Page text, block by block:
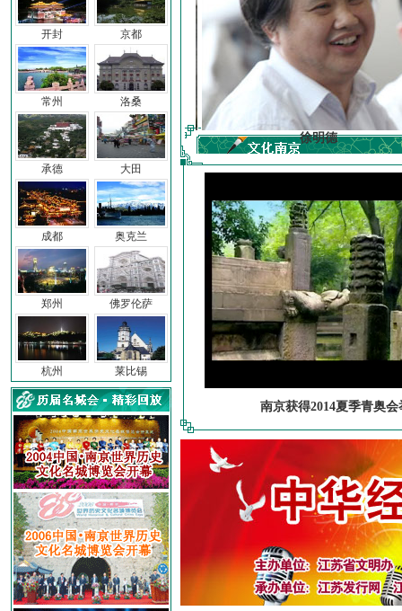
开封
常州
承德
成都
郑州
杭州
京都
洛桑
大田
奥克兰
佛罗伦萨
莱比锡
胡弦 徐明德
南京获得2014夏季青奥会